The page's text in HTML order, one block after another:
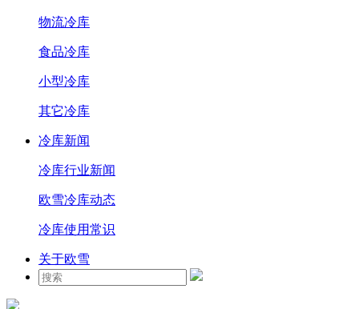
物流冷库
食品冷库
小型冷库
其它冷库
冷库新闻
冷库行业新闻
欧雪冷库动态
冷库使用常识
关于欧雪